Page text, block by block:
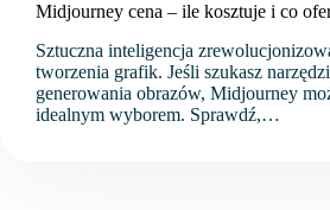
Midjourney cena – ile kosztuje i co
Sztuczna inteligencja
tworzenia grafik. Jeśli szukasz
generowania obrazów, Midjourney
idealnym wyborem. Sprawdź,…